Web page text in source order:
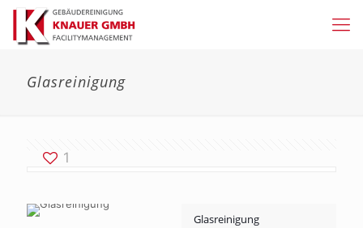
Glasreinigung
1
Glasreinigung